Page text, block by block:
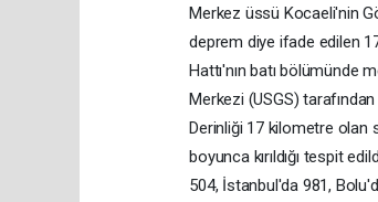
Merkez üssü Kocaeli'nin
deprem diye ifade edilen
Hattı'nın batı bölümünde
Merkezi (USGS)
Derinliği 17 kilometre olan
boyunca kırıldığı tespit
504, İstanbul'da 981,